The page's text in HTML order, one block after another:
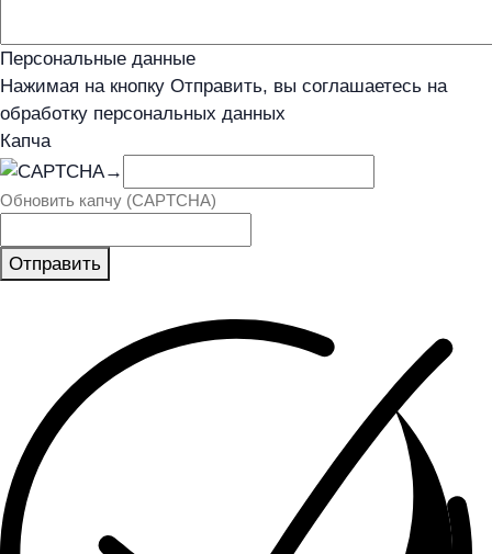
Персональные данные
Нажимая на кнопку Отправить, вы соглашаетесь на
обработку персональных данных
Капча
→
Обновить капчу (CAPTCHA)
Отправить